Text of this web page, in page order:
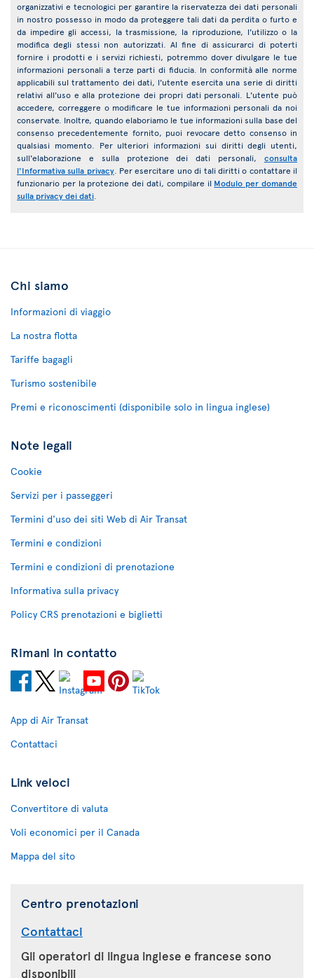
organizzativi e tecnologici per garantire la riservatezza dei dati personali
in nostro possesso in modo da proteggere tali dati da perdita o furto e
da impedire gli accessi, la trasmissione, la riproduzione, l'utilizzo o la
modifica degli stessi non autorizzati. Al fine di assicurarci di poterti
fornire i prodotti e i servizi richiesti, potremmo dover divulgare le tue
informazioni personali a terze parti di fiducia. In conformità alle norme
applicabili sul trattamento dei dati, l'utente esercita una serie di diritti
relativi all'uso e alla protezione dei propri dati personali. L'utente può
accedere, correggere o modificare le tue informazioni personali da noi
conservate. Inoltre, quando elaboriamo le tue informazioni sulla base del
consenso precedentemente fornito, puoi revocare detto consenso in
qualsiasi momento. Per ulteriori informazioni sui diritti degli utenti,
sull'elaborazione e sulla protezione dei dati personali, consulta
l'Informativa sulla privacy. Per esercitare uno di tali diritti o contattare il
funzionario per la protezione dei dati, compilare il Modulo per domande
sulla privacy dei dati
Chi siamo
Informazioni di viaggio
La nostra flotta
Tariffe bagagli
Turismo sostenibile
Premi e riconoscimenti (disponibile solo in lingua inglese)
Note legali
Cookie
Servizi per i passeggeri
Termini d'uso dei siti Web di Air Transat
Termini e condizioni
Termini e condizioni di prenotazione
Informativa sulla privacy
Policy CRS prenotazioni e biglietti
Rimani in contatto
App di Air Transat
Contattaci
Link veloci
Convertitore di valuta
Voli economici per il Canada
Mappa del sito
Centro prenotazioni
Contattaci
Gli operatori di lingua inglese e francese sono
disponibili